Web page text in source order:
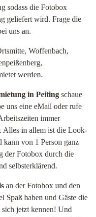
sodass die Fotobox
geliefert wird. Frage die
uns an.
Woffenbach,
werden.
in Peiting schaue
uns eine eMail oder rufe
immer
Alles in allem ist die Look-
kann von 1 Person ganz
der Fotobox durch die
selbsterklärend.
an der Fotobox und den
Spaß haben und Gäste die
jetzt kennen! Und